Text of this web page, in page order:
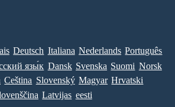
Deutsch Italiana Nederlands Português
язы́к Dansk Svenska Suomi Norsk
Ceština Slovenský Magyar Hrvatski
Latvijas eesti